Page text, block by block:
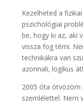
Kezelheted a
pszichológiai
be, hogy ki az, aki
vissza fog térni.
technikákra van
azonnali, logikus
2005 óta ötvözöm
szemlélettel. Nem